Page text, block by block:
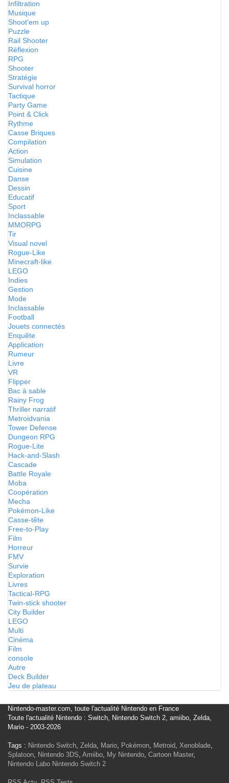
Infiltration
Musique
Shoot'em up
Puzzle
Rail Shooter
Réflexion
RPG
Shooter
Stratégie
Survival horror
Tactique
Party Game
Point & Click
Rythme
Casse Briques
Compilation
Action
Simulation
Cuisine
Danse
Dessin
Educatif
Sport
Inclassable
MMORPG
Tir
Visual novel
Rogue-Like
Minecraft-like
LEGO
Indies
Gestion
Mode
Inclassable
Football
Jouets connectés
Enquête
Application
Rumeur
Livre
VR
Flipper
Bac à sable
Rainy Frog
Thriller narratif
Metroidvania
Tower Defense
Dungeon RPG
Rogue-Lite
Hack-and-Slash
Cascade
Battle Royale
Moba
Coopération
Mecha
Pokémon-Like
Casse-tête
Free-to-Play
Film
Horreur
FMV
Survie
Exploration
Livres
Tactical-RPG
Twin-stick shooter
City Builder
LEGO
Multi
Cinéma
Film
console
Autre
Deck Builder
Jeu de plateau
Nintendo-master.com, toute l'actualité Nintendo en France
Toute l'actualité Nintendo : Switch, Nintendo Switch 2, amiibo, Zelda,
Mario - 2003-2026
Tags : Nintendo Switch, Zelda, Mario, Pokémon, Metroid, Xenoblade,
Splatoon, Nintendo 3DS, Amiibo, My Nintendo, Cartoon Master,
Nintendo Labo Nintendo Switch 2